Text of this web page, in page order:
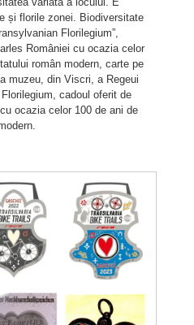
și florile zonei. Biodiversitate
Florilegium”,
României cu ocazia celor
român modern, carte pe
muzeu, din Viscri, a Regeui
cadoul oferit de
ocazia celor 100 de ani de